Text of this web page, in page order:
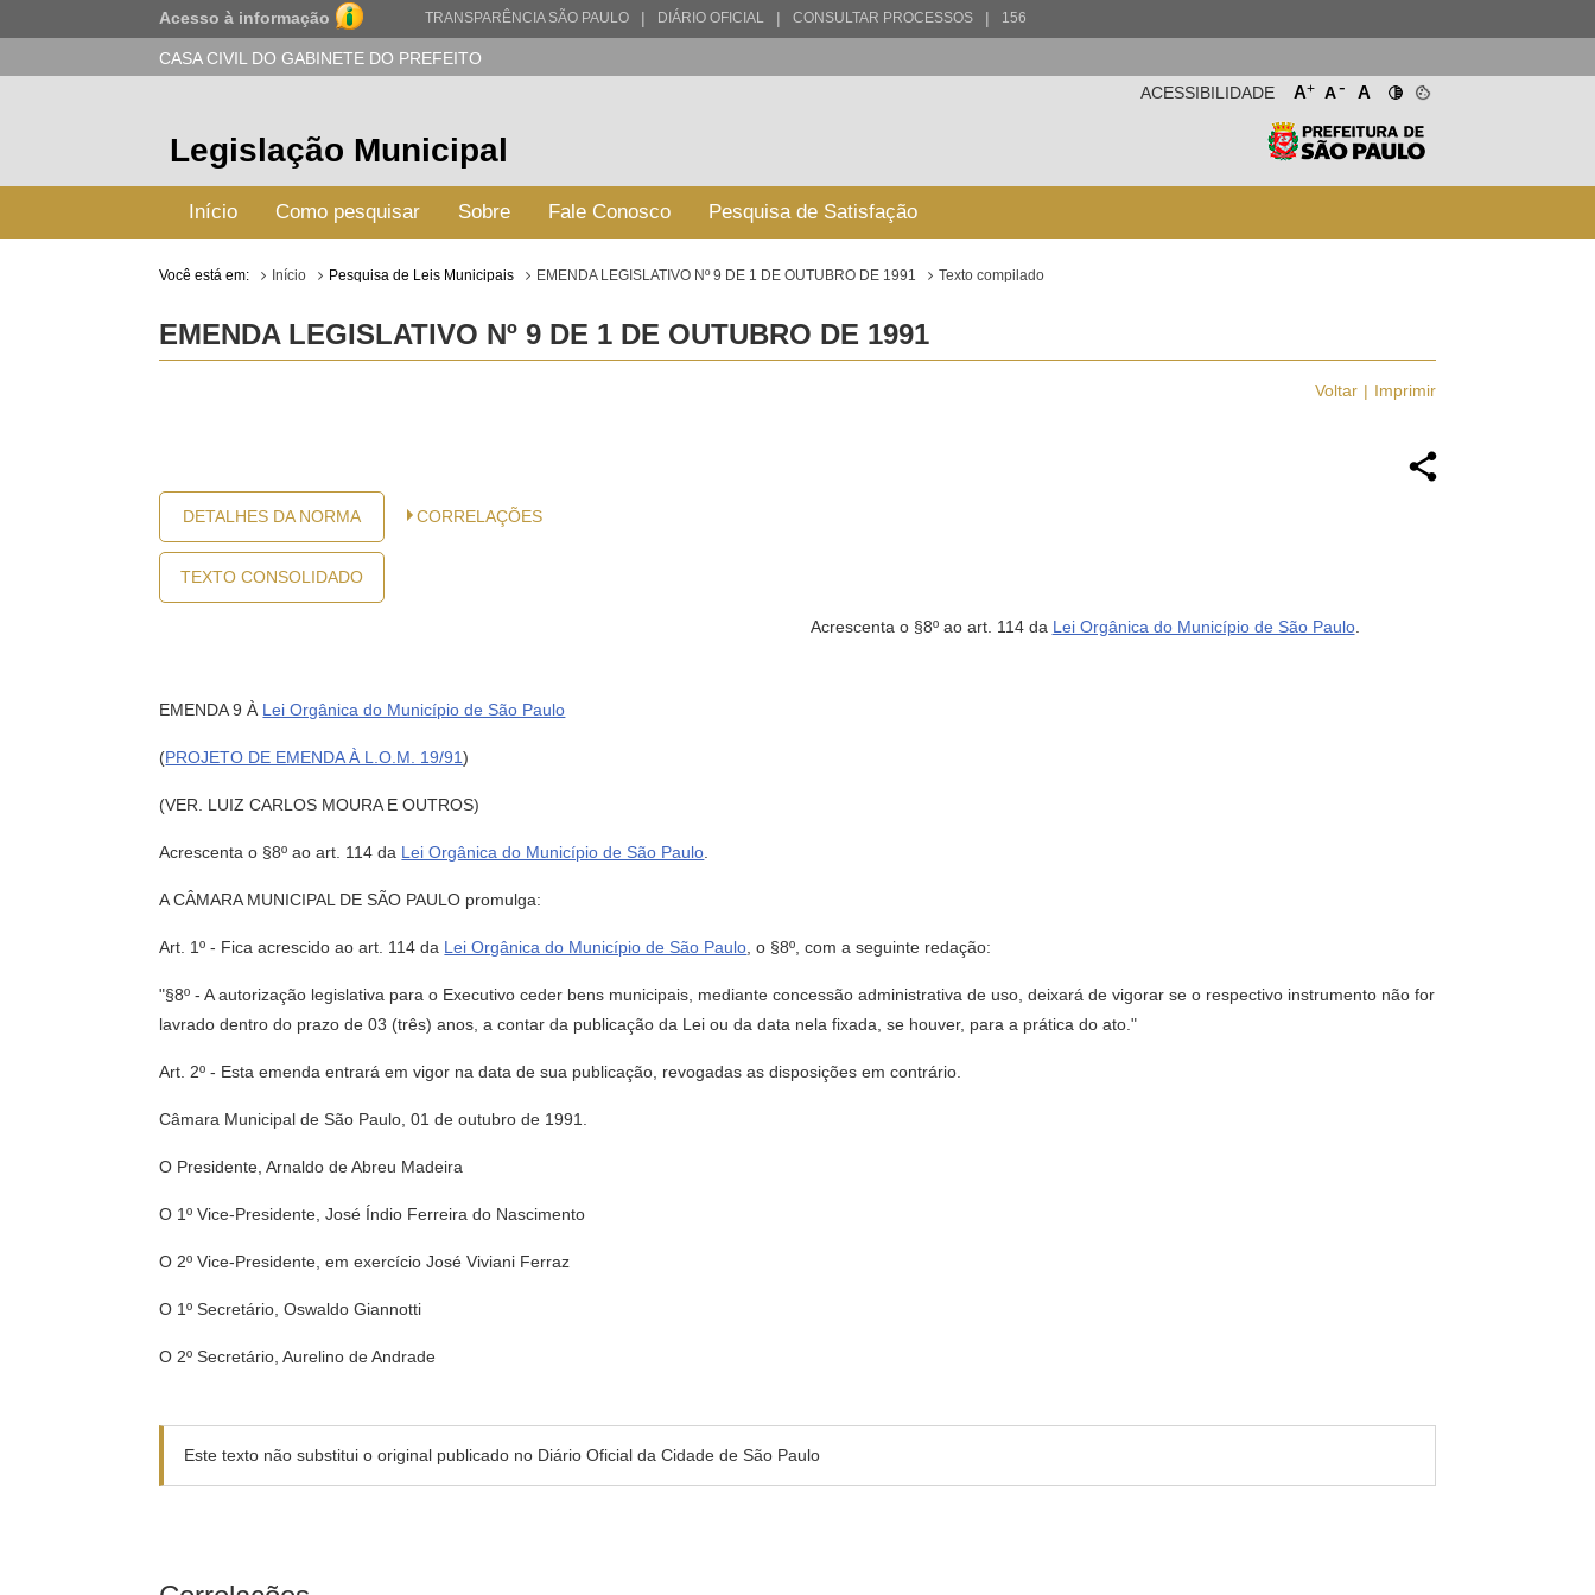
Acesso à informação TRANSPARÊNCIA SÃO PAULO | DIÁRIO OFICIAL | CONSULTAR PROCESSOS | 156
CASA CIVIL DO GABINETE DO PREFEITO
A+ A- A
ACESSIBILIDADE
Legislação Municipal
Início Como pesquisar Sobre Fale Conosco Pesquisa de Satisfação
Você está em: Início Pesquisa de Leis Municipais EMENDA LEGISLATIVO Nº 9 DE 1 DE OUTUBRO DE 1991 Texto compilado
EMENDA LEGISLATIVO Nº 9 DE 1 DE OUTUBRO DE 1991
Voltar Imprimir
DETALHES DA NORMA
TEXTO CONSOLIDADO
CORRELAÇÕES
Acrescenta o §8º ao art. 114 da Lei Orgânica do Município de São Paulo.
EMENDA 9 À Lei Orgânica do Município de São Paulo
(PROJETO DE EMENDA À L.O.M. 19/91)
(VER. LUIZ CARLOS MOURA E OUTROS)
Acrescenta o §8º ao art. 114 da Lei Orgânica do Município de São Paulo
A CÂMARA MUNICIPAL DE SÃO PAULO promulga:
Art. 1º - Fica acrescido ao art. 114 da Lei Orgânica do Município de São Paulo , o §8º, com a seguinte redação:
"§8º - A autorização legislativa para o Executivo ceder bens municipais, mediante concessão administrativa de uso, deixará de vigorar se o respectivo instrumento não for
lavrado dentro do prazo de 03 (três) anos, a contar da publicação da Lei ou da data nela fixada, se houver, para a prática do ato."
Art. 2º - Esta emenda entrará em vigor na data de sua publicação, revogadas as disposições em contrário.
Câmara Municipal de São Paulo, 01 de outubro de 1991.
O Presidente, Arnaldo de Abreu Madeira
O 1º Vice-Presidente, José Índio Ferreira do Nascimento
O 2º Vice-Presidente, em exercício José Viviani Ferraz
O 1º Secretário, Oswaldo Giannotti
O 2º Secretário, Aurelino de Andrade
Este texto não substitui o original publicado no Diário Oficial da Cidade de São Paulo